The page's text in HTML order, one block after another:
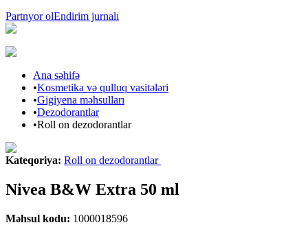
Partnyor olEndirim jurnalı
Ana səhifə
•Kosmetika və qulluq vasitələri
•Gigiyena məhsulları
•Dezodorantlar
•Roll on dezodorantlar
Kateqoriya: Roll on dezodorantlar
Nivea B&W Extra 50 ml
Məhsul kodu: 1000018596